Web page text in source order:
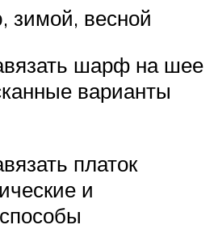
зимой, весной
шарф на шее
варианты
платок
и